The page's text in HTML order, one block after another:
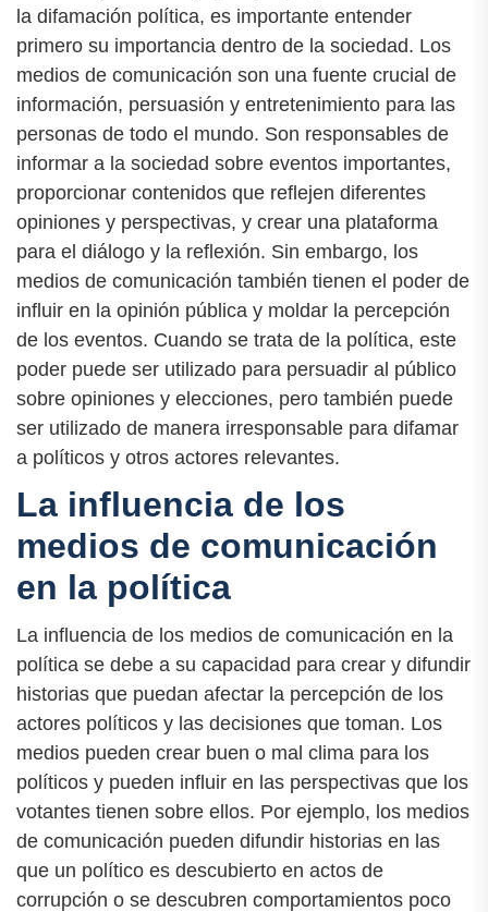
la difamación política, es importante entender
primero su importancia dentro de la sociedad. Los
medios de comunicación son una fuente crucial de
información, persuasión y entretenimiento para las
personas de todo el mundo. Son responsables de
informar a la sociedad sobre eventos importantes,
proporcionar contenidos que reflejen diferentes
opiniones y perspectivas, y crear una plataforma
para el diálogo y la reflexión. Sin embargo, los
medios de comunicación también tienen el poder de
influir en la opinión pública y moldar la percepción
de los eventos. Cuando se trata de la política, este
poder puede ser utilizado para persuadir al público
sobre opiniones y elecciones, pero también puede
ser utilizado de manera irresponsable para difamar
a políticos y otros actores relevantes.
La influencia de los
medios de comunicación
en la política
La influencia de los medios de comunicación en la
política se debe a su capacidad para crear y difundir
historias que puedan afectar la percepción de los
actores políticos y las decisiones que toman. Los
medios pueden crear buen o mal clima para los
políticos y pueden influir en las perspectivas que los
votantes tienen sobre ellos. Por ejemplo, los medios
de comunicación pueden difundir historias en las
que un político es descubierto en actos de
corrupción o se descubren comportamientos poco